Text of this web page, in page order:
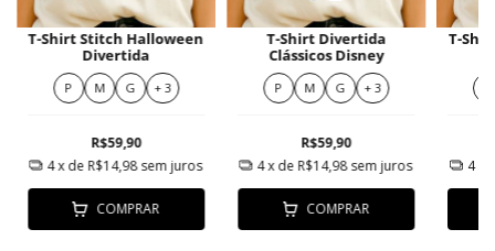
T-Shirt Stitch Halloween
Divertida
P M G + 3
R$59,90
4x de R$14,98 sem juros
COMPRAR
T-Shirt Divertida
Clássicos Disney
P M G + 3
R$59,90
4x de R$14,98sem juros
COMPRAR
T-
4